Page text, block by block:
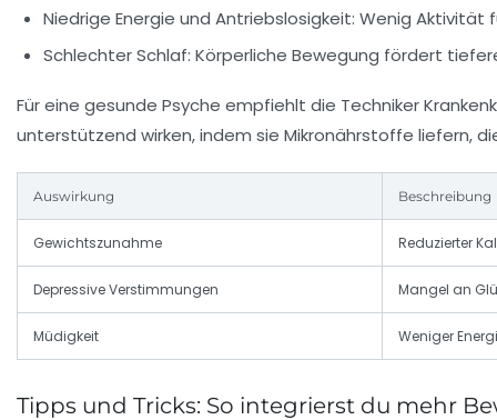
Niedrige Energie und Antriebslosigkeit: Wenig Aktivität
Schlechter Schlaf: Körperliche Bewegung fördert
Für eine gesunde Psyche empfiehlt die Techniker
unterstützend wirken, indem sie Mikronährstoffe liefern,
Auswirkung Beschreibung
Gewichtszunahme Reduzierter
Depressive Verstimmungen Mangel an
Müdigkeit Weniger
Tipps und Tricks: So integrierst du mehr